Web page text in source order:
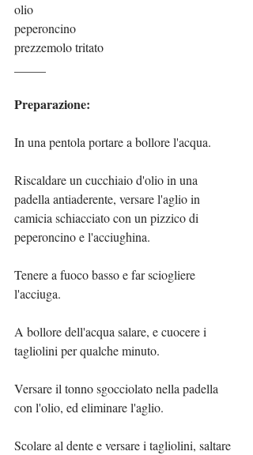
olio
peperoncino
prezzemolo tritato
Preparazione:
In una pentola portare a bollore l'acqua.
Riscaldare un cucchiaio d'olio in una
padella antiaderente, versare l'aglio in
camicia schiacciato con un pizzico di
peperoncino e l'acciughina.
Tenere a fuoco basso e far sciogliere
l'acciuga.
A bollore dell'acqua salare, e cuocere i
tagliolini per qualche minuto.
Versare il tonno sgocciolato nella padella
con l'olio, ed eliminare l'aglio.
Scolare al dente e versare i tagliolini, saltare